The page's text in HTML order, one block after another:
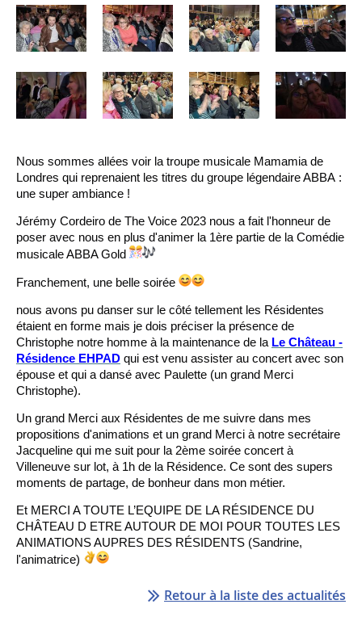
Nous sommes allées voir la troupe musicale Mamamia de
Londres qui reprenaient les titres du groupe légendaire ABBA :
une super ambiance !
Jérémy Cordeiro de The Voice 2023 nous a fait l'honneur de
poser avec nous en plus d'animer la 1ère partie de la Comédie
musicale ABBA Gold
Franchement, une belle soirée
nous avons pu danser sur le côté tellement les Résidentes
étaient en forme mais je dois préciser la présence de
Christophe notre homme à la maintenance de la Le Château -
Résidence EHPAD qui est venu assister au concert avec son
épouse et qui a dansé avec Paulette (un grand Merci
Christophe).
Un grand Merci aux Résidentes de me suivre dans mes
propositions d'animations et un grand Merci à notre secrétaire
Jacqueline qui me suit pour la 2ème soirée concert à
Villeneuve sur lot, à 1h de la Résidence. Ce sont des supers
moments de partage, de bonheur dans mon métier.
Et MERCI A TOUTE L’EQUIPE DE LA RÉSIDENCE DU
CHÂTEAU D ETRE AUTOUR DE MOI POUR TOUTES LES
ANIMATIONS AUPRES DES RÉSIDENTS (Sandrine,
l'animatrice)
Retour à la liste des actualités